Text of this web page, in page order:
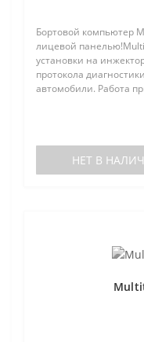
Бортовой компьютер
лицевой
установки на
протокола
автомобили. Работа
НЕТ В